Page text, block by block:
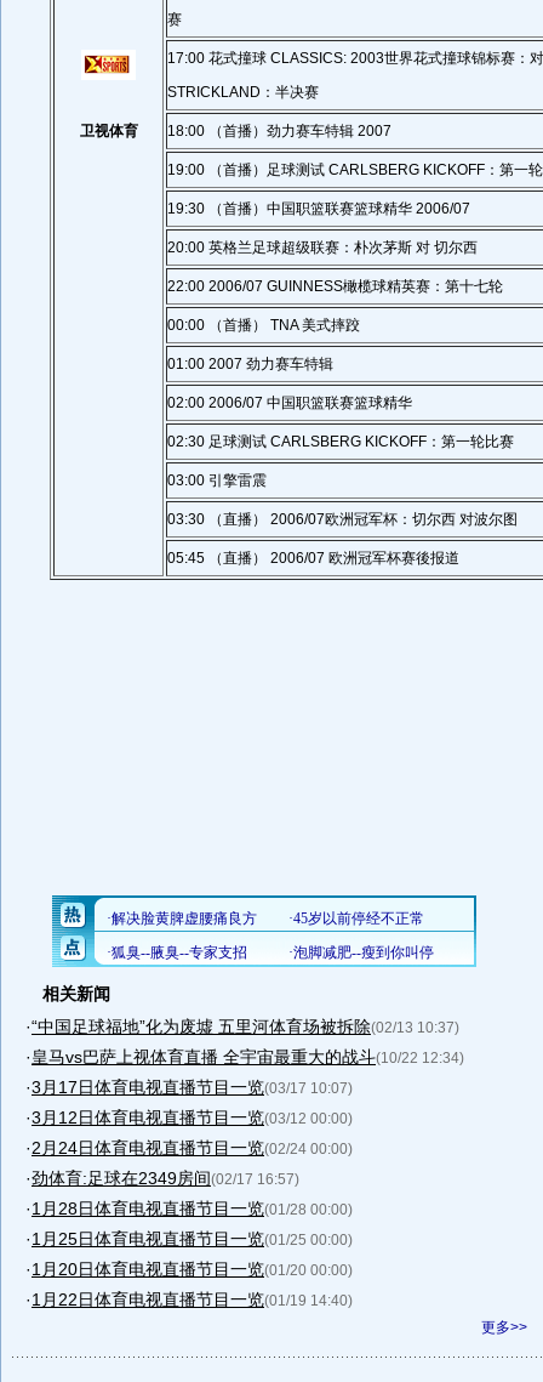
卫视体育
赛
17:00 花式撞球 CLASSICS: 2003世界花式撞球锦标赛：
STRICKLAND：半决赛
18:00 （首播）劲力赛车特辑 2007
19:00 （首播）足球测试 CARLSBERG KICKOFF：第一
19:30 （首播）中国职篮联赛篮球精华 2006/07
20:00 英格兰足球超级联赛：朴次茅斯 对 切尔西
22:00 2006/07 GUINNESS橄榄球精英赛：第十七轮
00:00 （首播） TNA 美式摔跤
01:00 2007 劲力赛车特辑
02:00 2006/07 中国职篮联赛篮球精华
02:30 足球测试 CARLSBERG KICKOFF：第一轮比赛
03:00 引擎雷震
03:30 （直播） 2006/07欧洲冠军杯：切尔西 对波尔图
05:45 （直播） 2006/07 欧洲冠军杯赛後报道
相关新闻
·“中国足球福地”化为废墟 五里河体育场被拆除(02/13 10:37)
·皇马vs巴萨上视体育直播 全宇宙最重大的战斗(10/22 12:34)
·3月17日体育电视直播节目一览(03/17 10:07)
·3月12日体育电视直播节目一览(03/12 00:00)
·2月24日体育电视直播节目一览(02/24 00:00)
·劲体育:足球在2349房间(02/17 16:57)
·1月28日体育电视直播节目一览(01/28 00:00)
·1月25日体育电视直播节目一览(01/25 00:00)
·1月20日体育电视直播节目一览(01/20 00:00)
·1月22日体育电视直播节目一览(01/19 14:40)
更多>>